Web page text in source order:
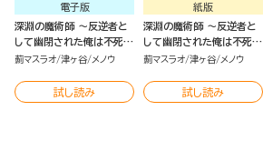
電子版
深淵の魔術師 ～反逆者と
して幽閉された俺は不死の
体と最強の力を手に入れ冒
（1）
薊マスラオ 津ヶ谷 メノウ
試し読み
紙版
深淵の魔術師 ～反逆者と
して幽閉された俺は不死の
体と最強の力を手に入れ冒
（1）
薊マスラオ 津ヶ谷 メノウ
試し読み